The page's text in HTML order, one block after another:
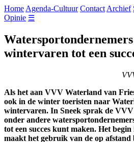
Home Agenda-Cultuur Contact Archief
Opinie ☰
wintervaren tot een
Als het aan VVV Waterland van
ook in de winter toeristen naar
wintervaren. In Sneek sprak de VVV
onder andere
tot een succes kunt maken. Het
maakt het gebruik van de op afstand